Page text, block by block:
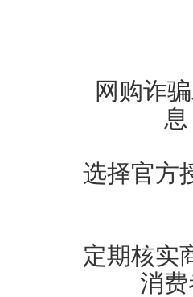
网购诈
选择官方
定期核实
消